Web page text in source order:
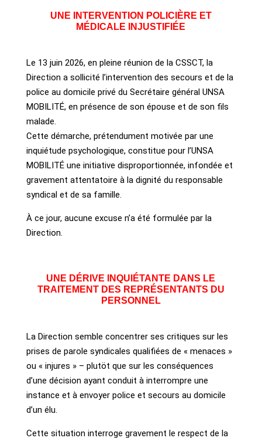
UNE INTERVENTION POLICIÈRE ET
MÉDICALE INJUSTIFIÉE
Le 13 juin 2026, en pleine réunion de la CSSCT, la
Direction a sollicité l’intervention des secours et de la
police au domicile privé du Secrétaire général UNSA
MOBILITÉ, en présence de son épouse et de son fils
malade.
Cette démarche, prétendument motivée par une
inquiétude psychologique, constitue pour l’UNSA
MOBILITÉ une initiative disproportionnée, infondée et
gravement attentatoire à la dignité du responsable
syndical et de sa famille.
À ce jour, aucune excuse n’a été formulée par la
Direction.
UNE DÉRIVE INQUIÉTANTE DANS LE
TRAITEMENT DES REPRÉSENTANTS DU
PERSONNEL
La Direction semble concentrer ses critiques sur les
prises de parole syndicales qualifiées de « menaces »
ou « injures » – plutöt que sur les conséquences
d’une décision ayant conduit à interrompre une
instance et à envoyer police et secours au domicile
d’un élu.
Cette situation interroge gravement le respect de la